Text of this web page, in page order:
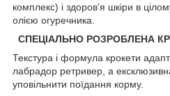
комплекс) і здоров'я шкіри в
олією огуречника.
СПЕЦІАЛЬНО РОЗРОБЛЕНА
Текстура і формула крокети
лабрадор ретривер, а
уповільнити поїдання корму.